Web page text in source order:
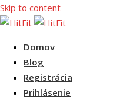
Skip to content
Domov
Blog
Registrácia
Prihlásenie